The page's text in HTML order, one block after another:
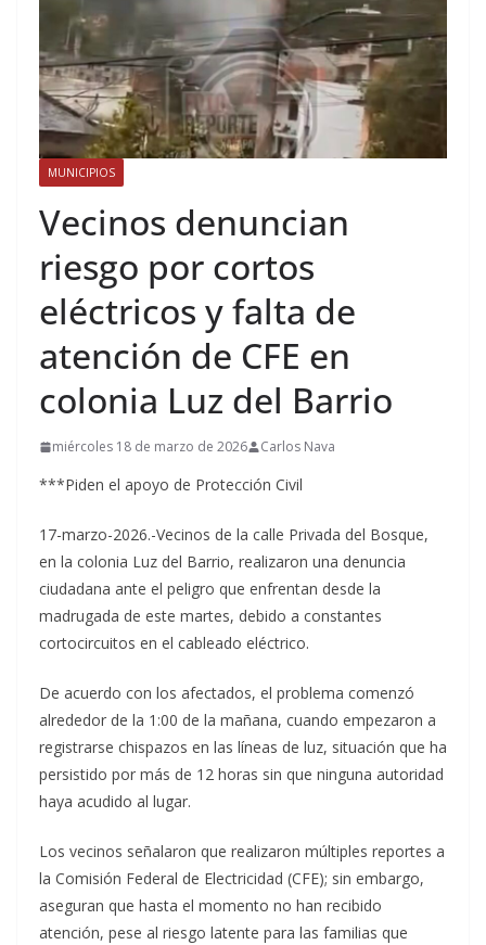
MUNICIPIOS
Vecinos denuncian
riesgo por cortos
eléctricos y falta de
atención de CFE en
colonia Luz del Barrio
miércoles 18 de marzo de 2026 Carlos Nava
***Piden el apoyo de Protección Civil
17-marzo-2026.-Vecinos de la calle Privada del Bosque,
en la colonia Luz del Barrio, realizaron una denuncia
ciudadana ante el peligro que enfrentan desde la
madrugada de este martes, debido a constantes
cortocircuitos en el cableado eléctrico.
De acuerdo con los afectados, el problema comenzó
alrededor de la 1:00 de la mañana, cuando empezaron a
registrarse chispazos en las líneas de luz, situación que ha
persistido por más de 12 horas sin que ninguna autoridad
haya acudido al lugar.
Los vecinos señalaron que realizaron múltiples reportes a
la Comisión Federal de Electricidad (CFE); sin embargo,
aseguran que hasta el momento no han recibido
atención, pese al riesgo latente para las familias que